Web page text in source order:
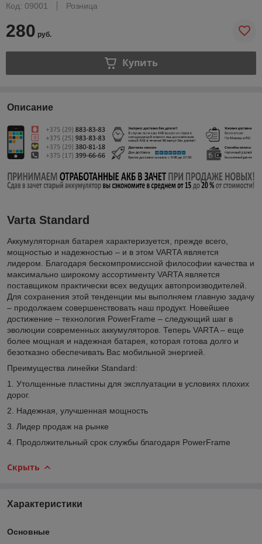
Код: 09001
Розница
280 руб.
Купить
Описание
Varta Standard
Аккумуляторная батарея характеризуется, прежде всего,
мощностью и надежностью – и в этом VARTA является
лидером. Благодаря бескомпромиссной философии качества и
максимально широкому ассортименту VARTA является
поставщиком практически всех ведущих автопроизводителей.
Для сохранения этой тенденции мы выполняем главную задачу
– продолжаем совершенствовать наш продукт. Новейшее
достижение – технология PowerFrame – следующий шаг в
эволюции современных аккумуляторов. Теперь VARTA – еще
более мощная и надежная батарея, которая готова долго и
безотказно обеспечивать Вас мобильной энергией.
Преимущества линейки Standard:
1. Утолщенные пластины для эксплуатации в условиях плохих
дорог.
2. Надежная, улучшенная мощность
3. Лидер продаж на рынке
4. Продолжительный срок службы благодаря PowerFrame
Скрыть
Характеристики
Основные